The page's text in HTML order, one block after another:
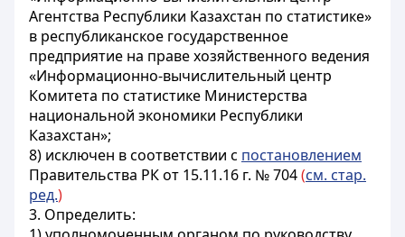
Агентства Республики Казахстан по статистике»
в республиканское государственное
предприятие на праве хозяйственного ведения
«Информационно-вычислительный центр
Комитета по статистике Министерства
национальной экономики Республики
Казахстан»;
8) исключен в соответствии с постановлением
Правительства РК от 15.11.16 г. № 704(см. стар.
ред.)
3. Определить: